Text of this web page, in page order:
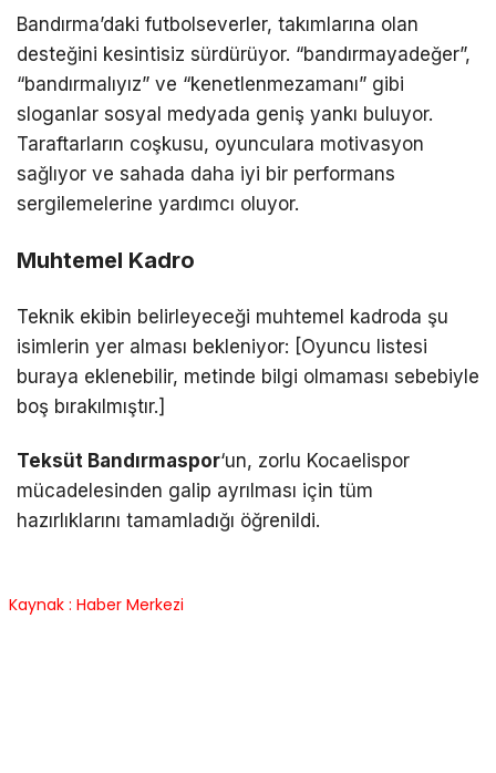
Bandırma’daki futbolseverler, takımlarına olan
desteğini kesintisiz sürdürüyor. “bandırmayadeğer”,
“bandırmalıyız” ve “kenetlenmezamanı” gibi
sloganlar sosyal medyada geniş yankı buluyor.
Taraftarların coşkusu, oyunculara motivasyon
sağlıyor ve sahada daha iyi bir performans
sergilemelerine yardımcı oluyor.
Muhtemel Kadro
Teknik ekibin belirleyeceği muhtemel kadroda şu
isimlerin yer alması bekleniyor: [Oyuncu listesi
buraya eklenebilir, metinde bilgi olmaması sebebiyle
boş bırakılmıştır.]
Teksüt Bandırmaspor‘un, zorlu Kocaelispor
mücadelesinden galip ayrılması için tüm
hazırlıklarını tamamladığı öğrenildi.
Kaynak : Haber Merkezi